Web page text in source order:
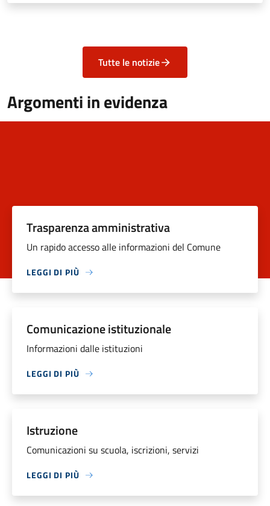
Tutte le notizie
Argomenti in evidenza
Trasparenza amministrativa
Un rapido accesso alle informazioni del Comune
LEGGI DI PIÙ
Comunicazione istituzionale
Informazioni dalle istituzioni
LEGGI DI PIÙ
Istruzione
Comunicazioni su scuola, iscrizioni, servizi
LEGGI DI PIÙ